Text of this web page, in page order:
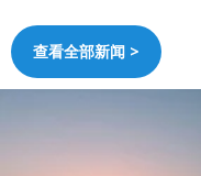
查看全部新闻 >